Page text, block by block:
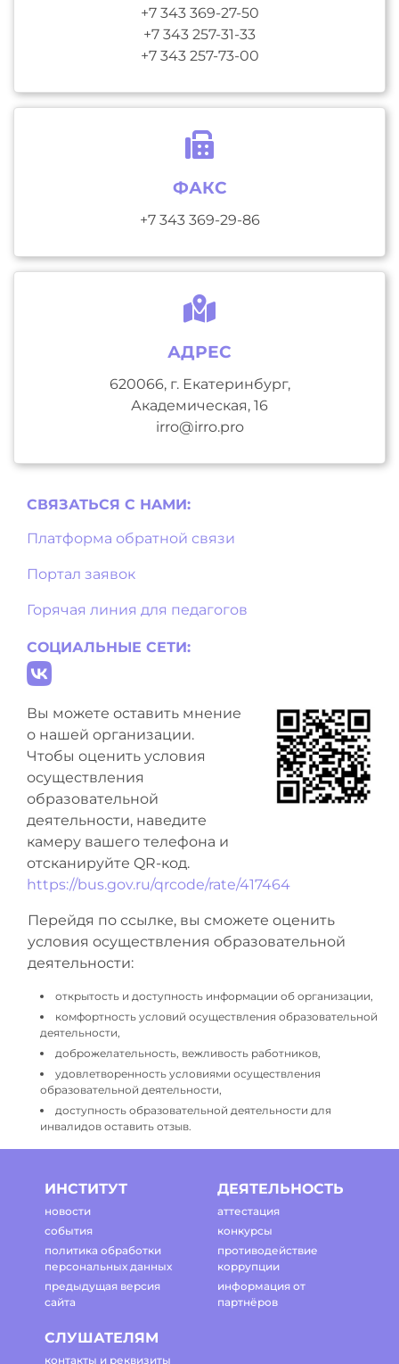
+7 343 369-27-50
+7 343 257-31-33
+7 343 257-73-00
ФАКС
+7 343 369-29-86
АДРЕС
620066, г. Екатеринбург,
Академическая, 16
irro@irro.pro
СВЯЗАТЬСЯ С НAМИ:
Платформа обратной связи
Портал заявок
Горячая линия для педагогов
СОЦИАЛЬНЫЕ СЕТИ:
Вы можете оставить мнение
о нашей организации.
Чтобы оценить условия
осуществления
образовательной
деятельности, наведите
камеру вашего телефона и
отсканируйте QR-код.
https://bus.gov.ru/qrcode/rate/417464
Перейдя по ссылке, вы сможете оценить
условия осуществления образовательной
деятельности:
открытость и доступность информации об организации,
комфортность условий осуществления образовательной
деятельности,
доброжелательность, вежливость работников,
удовлетворенность условиями осуществления
образовательной деятельности,
доступность образовательной деятельности для
инвалидов оставить отзыв.
ИНСТИТУТ
новости
события
политика обработки
персональных данных
предыдущая версия
сайта
ДЕЯТЕЛЬНОСТЬ
аттестация
конкурсы
противодействие
коррупции
информация от
партнёров
СЛУШАТЕЛЯМ
контакты и реквизиты